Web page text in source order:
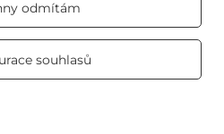
2026 Všechna práva vyhrazena
odmítám
souhlasů